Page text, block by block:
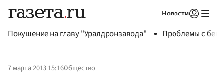
Новости
Покушение на главу "Уралдронзавода" Проблемы с
7 марта 2013 15:16Общество